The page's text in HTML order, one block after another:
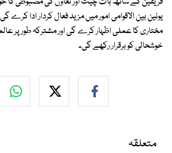
یونین بین الاقوامی امور میں مزید فعال کردار ادا
مختاری کا عملی اظہار کرے گی اور مشترکہ طور پر
خوشحالی کو برقرار رکھے گی۔
متعلقہ